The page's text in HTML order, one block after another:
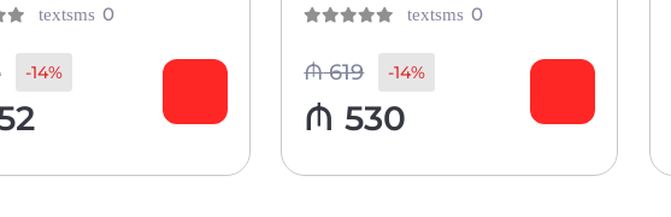
textsms 0отзывов
-14%
textsms 0отзывов
₼619 -14%
₼ 530